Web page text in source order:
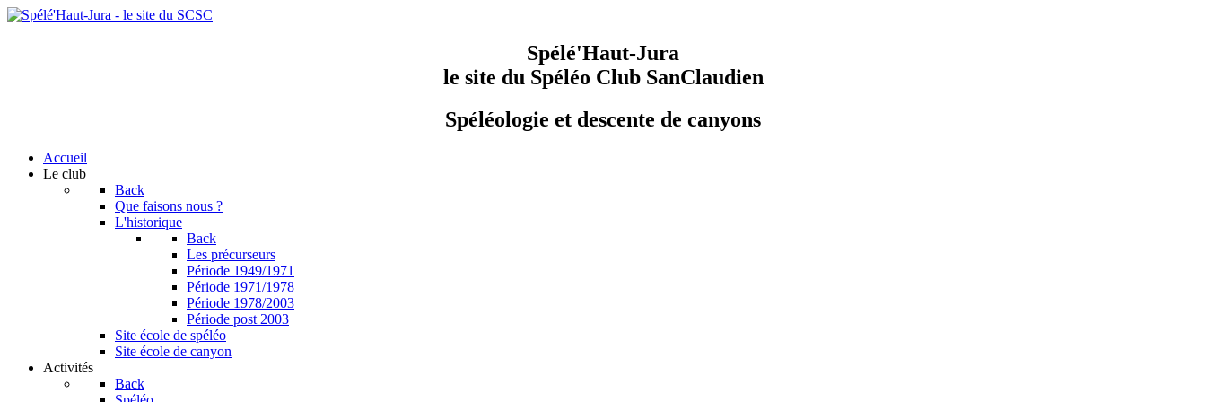
Spélé'Haut-Jura
le site du Spéléo Club SanClaudien
Spéléologie et descente de canyons
Accueil
Le club
Back
Que faisons nous ?
L'historique
Back
Les précurseurs
Période 1949/1971
Période 1971/1978
Période 1978/2003
Période post 2003
Site école de spéléo
Site école de canyon
Activités
Back